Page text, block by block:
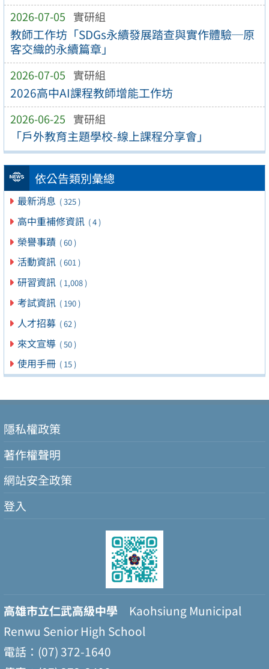
2026-07-05 實研組
教師工作坊「SDGs永續發展踏查與實作體驗─原
客交織的永續篇章」
2026-07-05 實研組
2026高中AI課程教師增能工作坊
2026-06-25 實研組
「戶外教育主題學校-線上課程分享會」
依公告類別彙總
最新消息 ( 325 )
高中重補修資訊 ( 4 )
榮譽事蹟 ( 60 )
活動資訊 ( 601 )
研習資訊 ( 1,008 )
考試資訊 ( 190 )
人才招募 ( 62 )
來文宣導 ( 50 )
使用手冊 ( 15 )
隱私權政策
著作權聲明
網站安全政策
登入
高雄市立仁武高級中學 Kaohsiung Municipal
Renwu Senior High School
電話：(07) 372-1640